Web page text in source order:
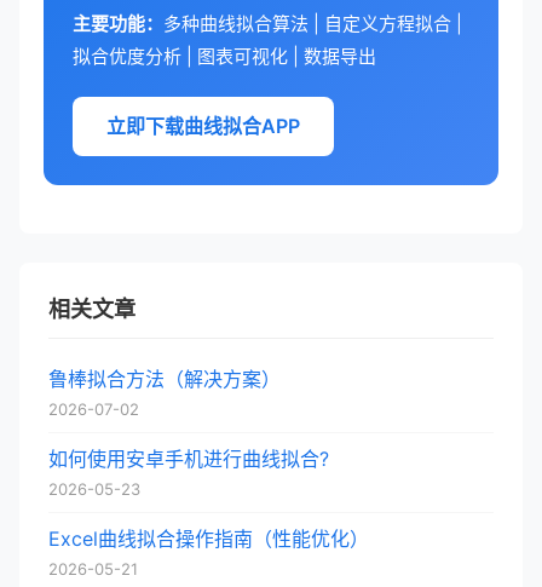
主要功能： 多种曲线拟合算法 | 自定义方程拟合 |
拟合优度分析 | 图表可视化 | 数据导出
立即下载曲线拟合APP
相关文章
鲁棒拟合方法（解决方案）
2026-07-02
如何使用安卓手机进行曲线拟合?
2026-05-23
Excel曲线拟合操作指南（性能优化）
2026-05-21